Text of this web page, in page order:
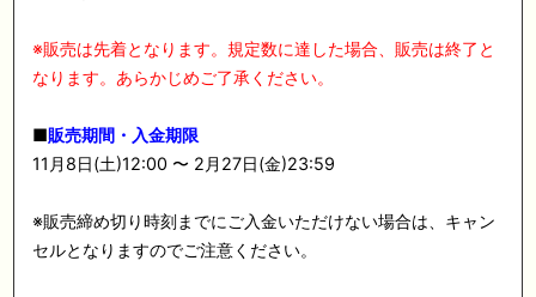
※販売は先着となります。規定数に達した場合、販売は終了と
なります。あらかじめご了承ください。
■販売期間・入金期限
11月8日(土)12:00 〜 2月27日(金)23:59
※販売締め切り時刻までにご入金いただけない場合は、キャン
セルとなりますのでご注意ください。